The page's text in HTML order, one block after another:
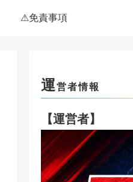
⚠免責事項
運営者情報
【運営者】